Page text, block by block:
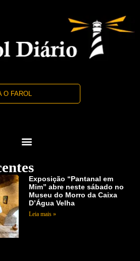
O FAROL
Exposição “Pantanal em
Mim” abre neste sábado no
Museu do Morro da Caixa
D’Água Velha
Leia mais »